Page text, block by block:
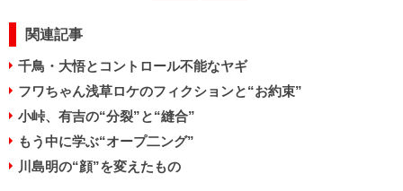
関連記事
千鳥・大悟とコントロール不能なヤギ
フワちゃん浅草ロケのフィクションと“お約束”
小峠、有吉の“分裂”と“縫合”
もう中に学ぶ“オープ二ング”
川島明の“顔”を変えたもの